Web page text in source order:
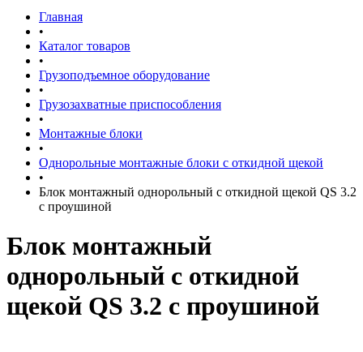
Главная
•
Каталог товаров
•
Грузоподъемное оборудование
•
Грузозахватные приспособления
•
Монтажные блоки
•
Однорольные монтажные блоки с откидной щекой
•
Блок монтажный однорольный с откидной щекой QS 3.2
с проушиной
Блок монтажный
однорольный с откидной
щекой QS 3.2 с проушиной